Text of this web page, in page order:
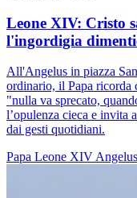
Leone XIV: Cristo
l'ingordigia
All'Angelus in piazza
ordinario, il Papa ricorda
"nulla va sprecato,
l’opulenza cieca e invita
dai gesti quotidiani.
Papa Leone XIVAngelus